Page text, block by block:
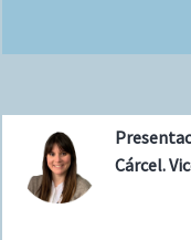
Cárcel.